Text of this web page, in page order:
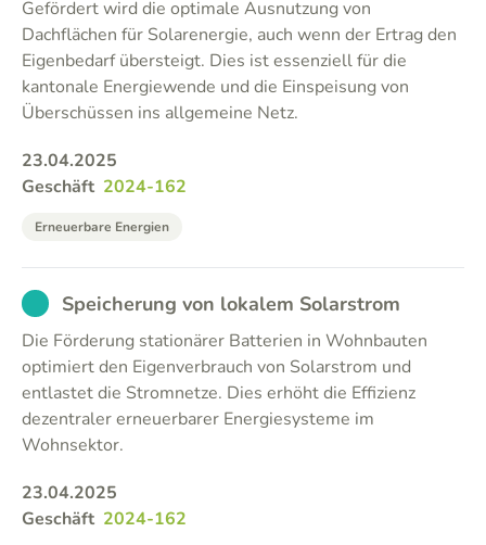
Gefördert wird die optimale Ausnutzung von
Dachflächen für Solarenergie, auch wenn der Ertrag den
Eigenbedarf übersteigt. Dies ist essenziell für die
kantonale Energiewende und die Einspeisung von
Überschüssen ins allgemeine Netz.
23.04.2025
Geschäft 2024-162
Erneuerbare Energien
EXCUSED
Speicherung von lokalem Solarstrom
Die Förderung stationärer Batterien in Wohnbauten
optimiert den Eigenverbrauch von Solarstrom und
entlastet die Stromnetze. Dies erhöht die Effizienz
dezentraler erneuerbarer Energiesysteme im
Wohnsektor.
23.04.2025
Geschäft 2024-162